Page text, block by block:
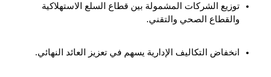
توزيع الشركات المشمولة بين قطاع السلع الاستهلاكية
والقطاع الصحي والتقني.
انخفاض التكاليف الإدارية يسهم في تعزيز العائد النهائي.